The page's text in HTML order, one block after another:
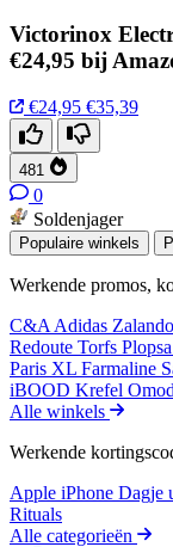
Victorinox
€24,95 bij
€24,95 €35,39
481
0
Soldenjager
Populaire winkels
Werkende promos,
C&A Adidas Zalando
Redoute Torfs Plopsa
Paris XL Farmaline
iBOOD Krefel
Alle winkels
Werkende
Apple iPhone Dagje
Rituals
Alle categorieën